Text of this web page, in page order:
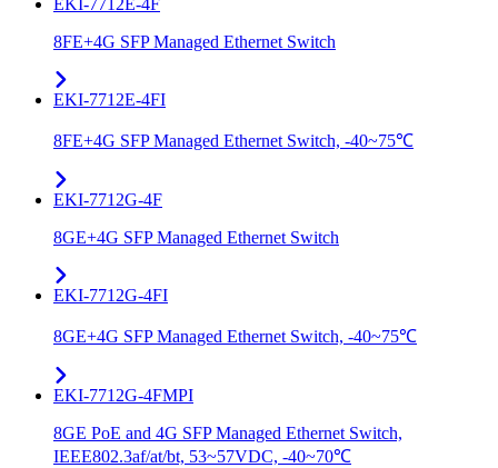
EKI-7712E-4F
8FE+4G SFP Managed Ethernet Switch
EKI-7712E-4FI
8FE+4G SFP Managed Ethernet Switch, -40~75℃
EKI-7712G-4F
8GE+4G SFP Managed Ethernet Switch
EKI-7712G-4FI
8GE+4G SFP Managed Ethernet Switch, -40~75℃
EKI-7712G-4FMPI
8GE PoE and 4G SFP Managed Ethernet Switch,
IEEE802.3af/at/bt, 53~57VDC, -40~70℃